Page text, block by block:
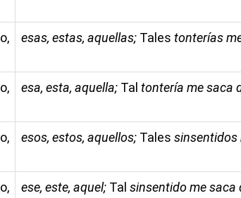
esas, estas, aquellas; Tales tonterías
esa, esta, aquella; Tal tontería me saca
esos, estos, aquellos; Tales sinsentidos
ese, este, aquel; Tal sinsentido me saca